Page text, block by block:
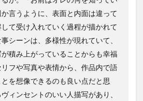
言うように、表面と内面は違って
て受け入れていく過程が描かれて
シーンは、多様性が現れていて、
積み上がっていることからも幸福
フや写真や表情から、作品内で語
を想像できるのも良い点だと思
ィンセントのいい人描写があり、